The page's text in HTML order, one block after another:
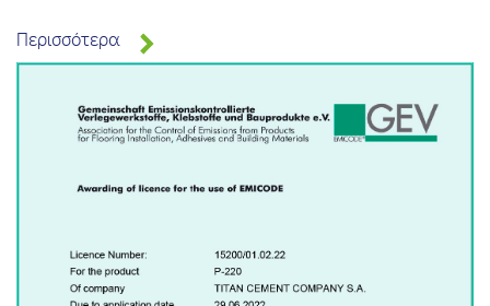
Περισσότερα